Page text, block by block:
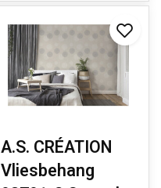
A.S. CRÉATION
Vliesbehang